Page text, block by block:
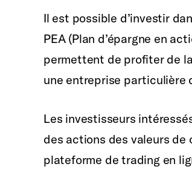
Il est possible d’investir
PEA (Plan d’épargne en
permettent de profiter de
une entreprise particulière
Les investisseurs
des actions des valeurs de
plateforme de trading en